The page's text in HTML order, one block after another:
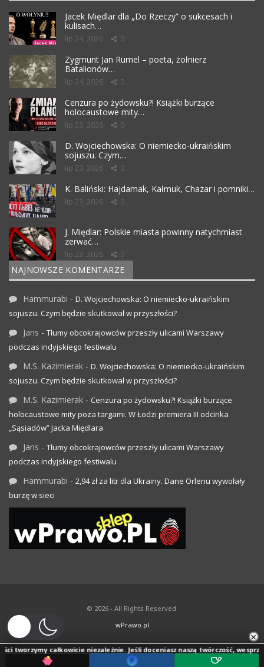
Jacek Międlar dla „Do Rzeczy” o sukcesach i
kulisach…
lip 24, 2026 0
Zygmunt Jan Rumel – poeta, żołnierz
Batalionów…
lip 24, 2026 0
Cenzura po żydowsku?! Książki burzące
holocaustowe mity…
lip 23, 2026 0
D. Wojciechowska: O niemiecko-ukraińskim
sojuszu. Czym…
lip 23, 2026 0
K. Baliński: Hajdamak, Kałmuk, Chazar i pomniki…
lip 23, 2026 0
J. Międlar: Polskie miasta powinny natychmiast
zerwać…
lip 23, 2026 0
NAJNOWSZE KOMENTARZE
Hammurabi - D. Wojciechowska: O niemiecko-ukraińskim
sojuszu. Czym będzie skutkował w przyszłości?
Jans - Tłumy obcokrajowców przeszły ulicami Warszawy
podczas indyjskiego festiwalu
M.S. Kazimierak - D. Wojciechowska: O niemiecko-ukraińskim
sojuszu. Czym będzie skutkował w przyszłości?
M.S. Kazimierak - Cenzura po żydowsku?! Książki burzące
holocaustowe mity poza targami. W Łodzi premiera III odcinka
„Sąsiadów” Jacka Międlara
Jans - Tłumy obcokrajowców przeszły ulicami Warszawy
podczas indyjskiego festiwalu
Hammurabi - 2,94 zł za litr dla Ukrainy. Dane Orlenu wywołały
burzę w sieci
© 2026 - All Rights Reserved.
wPrawo.pl
×
tworzymy całkowicie niezależnie. Jeśli doceniasz naszą twórczość, wesprzyj